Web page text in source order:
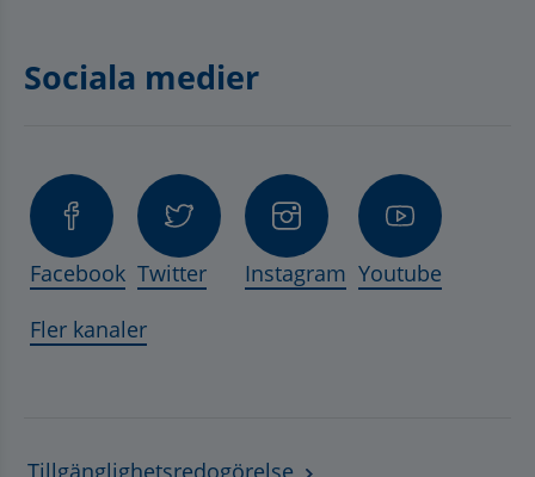
Sociala medier
Facebook Twitter Instagram Youtube
Fler kanaler